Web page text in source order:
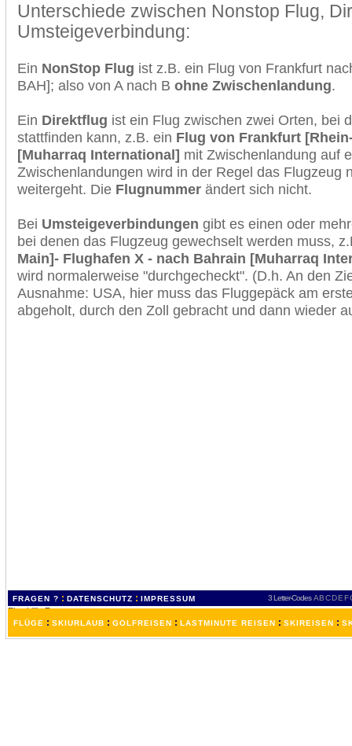
Unterschiede zwischen Nonstop Flug,
Umsteigeverbindung:
Ein NonStop Flug ist z.B. ein Flug von Frankfurt
BAH]; also von A nach B ohne Zwischenlandung.
Ein Direktflug ist ein Flug zwischen zwei Orten, bei
stattfinden kann, z.B. ein Flug von Frankfurt
[Muharraq International] mit Zwischenlandung auf
Zwischenlandungen wird in der Regel das Flugzeug
weitergeht. Die Flugnummer ändert sich nicht.
Bei Umsteigeverbindungen gibt es einen oder
bei denen das Flugzeug gewechselt werden muss,
Main]- Flughafen X - nach Bahrain [Muharraq
wird normalerweise "durchgecheckt". (D.h. An den
Ausnahme: USA, hier muss das Fluggepäck am
abgeholt, durch den Zoll gebracht und dann wieder
FRAGEN ? : DATENSCHUTZ : IMPRESSUM 3 Letter-Codes ABCDEF
FLÜGE : SKIURLAUB : GOLFREISEN : LASTMINUTE REISEN : SKIREISEN :